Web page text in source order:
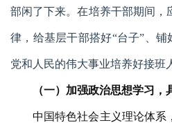
部闲了下来。在培养干部期间，
律，给基层干部搭好“台子”、铺
党和人民的伟大事业培养好接班
（一） 加强政治思想学习，
中国特色社会主义理论体系